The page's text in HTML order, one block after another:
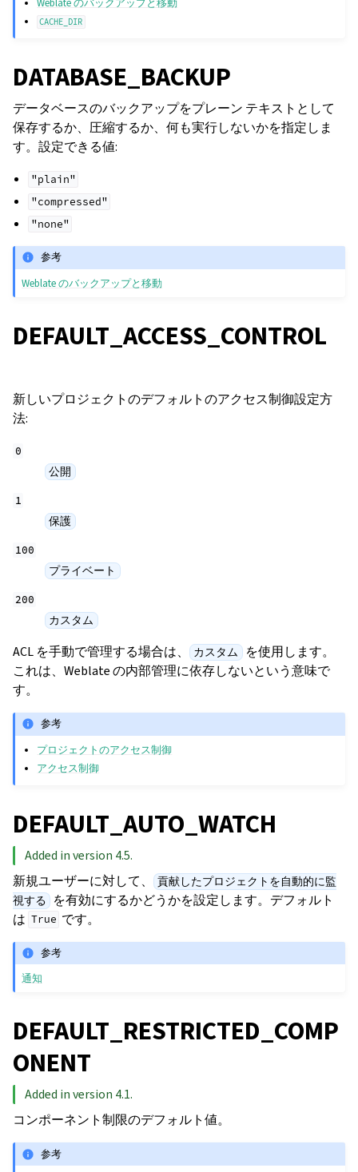
Weblate のバックアップと移動
CACHE_DIR
DATABASE_BACKUP
データベースのバックアップをプレーン テキストとして
保存するか、圧縮するか、何も実行しないかを指定しま
す。設定できる値:
"plain"
"compressed"
"none"
参考
Weblate のバックアップと移動
DEFAULT_ACCESS_CONTROL
新しいプロジェクトのデフォルトのアクセス制御設定方
法:
0
公開
1
保護
100
プライベート
200
カスタム
ACL を手動で管理する場合は、 カスタム を使用します。
これは、Weblate の内部管理に依存しないという意味で
す。
参考
プロジェクトのアクセス制御
アクセス制御
DEFAULT_AUTO_WATCH
Added in version 4.5.
新規ユーザーに対して、
貢献したプロジェクトを自動的に監
視する を有効にするかどうかを設定します。デフォルト
は True です。
参考
通知
DEFAULT_RESTRICTED_COMP
ONENT
Added in version 4.1.
コンポーネント制限のデフォルト値。
参考